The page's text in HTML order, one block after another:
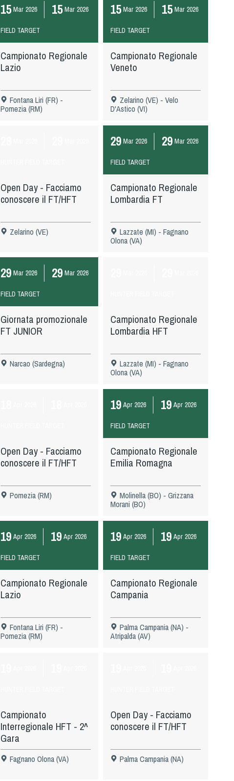
15 Mar 2026 15 Mar 2026
FIELD TARGET
Campionato Regionale
Lazio
Fontana Liri (FR) -
Pomezia (RM)
15 Mar 2026 15 Mar 2026
FIELD TARGET
Campionato Regionale
Veneto
Zelarino (VE) - Velo
D'Astico (VI)
Open Day - Facciamo
conoscere il FT/HFT
Zelarino (VE)
29 Mar 2026 29 Mar 2026
FIELD TARGET
Campionato Regionale
Lombardia FT
Lazzate (MI) - Fagnano
Olona (VA)
29 Mar 2026 29 Mar 2026
FIELD TARGET
Giornata promozionale
FT JUNIOR
Narcao (Sardegna)
Campionato Regionale
Lombardia HFT
Lazzate (MI) - Fagnano
Olona (VA)
Open Day - Facciamo
conoscere il FT/HFT
Pomezia (RM)
19 Apr 2026 19 Apr 2026
FIELD TARGET
Campionato Regionale
Emilia Romagna
Molinella (BO) - Grizzana
Morani (BO)
19 Apr 2026 19 Apr 2026
FIELD TARGET
Campionato Regionale
Lazio
Fontana Liri (FR) -
Pomezia (RM)
19 Apr 2026 19 Apr 2026
FIELD TARGET
Campionato Regionale
Campania
Palma Campania (NA) -
Atripalda (AV)
Campionato
Interregionale HFT - 2^
Gara
Fagnano Olona (VA)
Open Day - Facciamo
conoscere il FT/HFT
Palma Campania (NA)